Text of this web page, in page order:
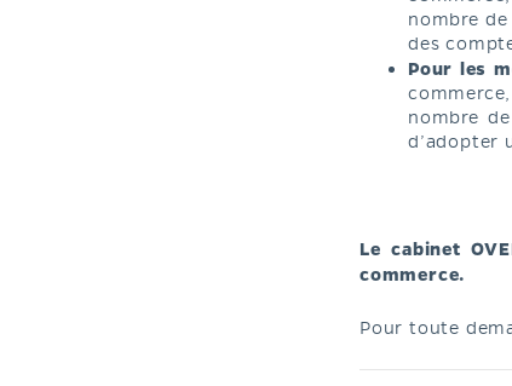
nombre
des
Pour les
nombre
d’adopter
Le cabinet
commerce.
Pour toute